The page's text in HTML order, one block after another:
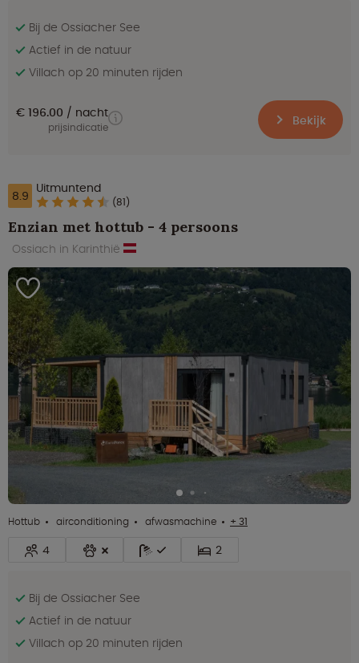
Bij de Ossiacher See
Actief in de natuur
Villach op 20 minuten rijden
€ 196.00 nacht
prijsindicatie Bekijk
8.9 Uitmuntend
(81)
Enzian met hottub - 4 persoons
Ossiach in Karinthië
Hottub airconditioning afwasmachine + 31
4 2
Bij de Ossiacher See
Actief in de natuur
Villach op 20 minuten rijden